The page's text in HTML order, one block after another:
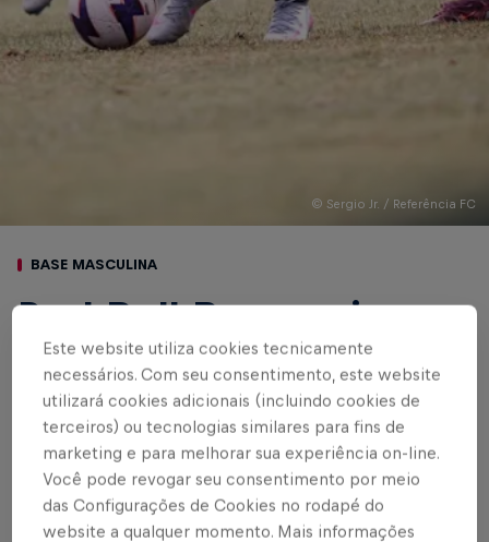
© Sergio Jr. / Referência FC
BASE MASCULINA
Red Bull Bragantino
goleia o Referência
pelo Paulistão Sub-20
Em jogo truncado, Braga faz valer a
superioridade e sai com os três pontos
Este website utiliza cookies tecnicamente
necessários. Com seu consentimento, este website
utilizará cookies adicionais (incluindo cookies de
terceiros) ou tecnologias similares para fins de
marketing e para melhorar sua experiência on-line.
Você pode revogar seu consentimento por meio
das Configurações de Cookies no rodapé do
website a qualquer momento. Mais informações